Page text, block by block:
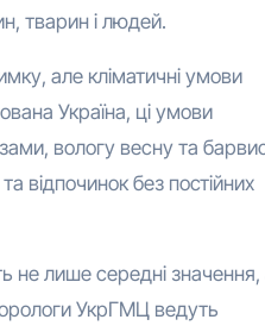
тварин і людей.
але кліматичні умови
Україна, ці умови
вологу весну та
відпочинок без постійних
не лише середні значення,
УкрГМЦ ведуть